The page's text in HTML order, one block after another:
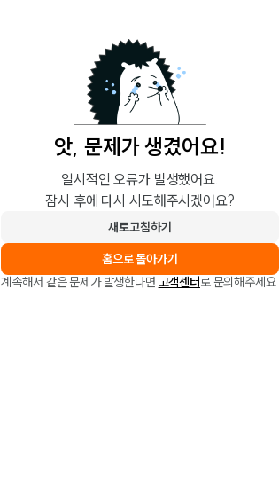
앗, 문제가 생겼어요!
일시적인 오류가 발생했어요.
잠시 후에 다시 시도해주시겠어요?
새로고침하기
홈으로 돌아가기
계속해서 같은 문제가 발생한다면 고객센터로 문의해주세요.